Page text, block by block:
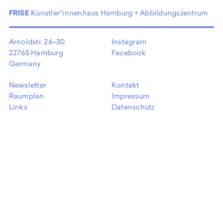
FRISE Künstler*innenhaus Hamburg + Abbildungszentrum
Arnoldstr. 26–30
22765 Hamburg
Germany
Instagram
Facebook
Newsletter
Raumplan
Links
Kontakt
Impressum
Datenschutz